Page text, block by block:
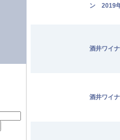
ン 2019
酒井ワイ
酒井ワイ